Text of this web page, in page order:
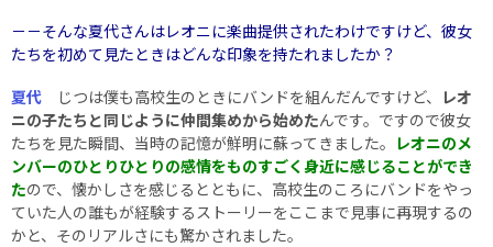
－－そんな夏代さんはレオニに楽曲提供されたわけですけど、彼女
たちを初めて見たときはどんな印象を持たれましたか？
夏代 じつは僕も高校生のときにバンドを組んだんですけど、
レオ
ニの子たちと同じように仲間集めから始めたんです。ですので彼女
たちを見た瞬間、当時の記憶が鮮明に蘇ってきました。 レオニのメ
ンバーのひとりひとりの感情をものすごく身近に感じることができ
たので、懐かしさを感じるとともに、高校生のころにバンドをやっ
ていた人の誰もが経験するストーリーをここまで見事に再現するの
かと、そのリアルさにも驚かされました。